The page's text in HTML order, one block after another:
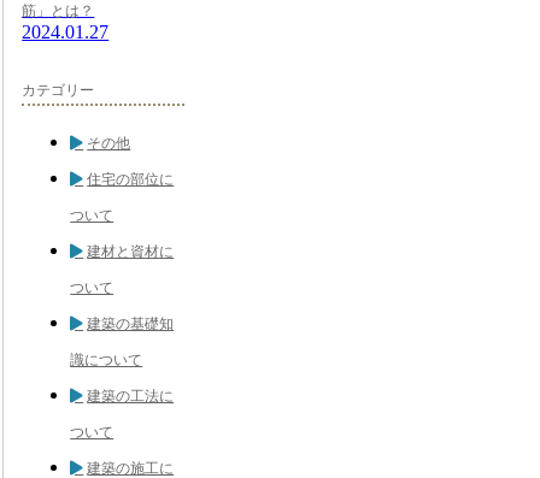
筋」とは？
2024.01.27
カテゴリー
その他
住宅の部位に
ついて
建材と資材に
ついて
建築の基礎知
識について
建築の工法に
ついて
建築の施工に